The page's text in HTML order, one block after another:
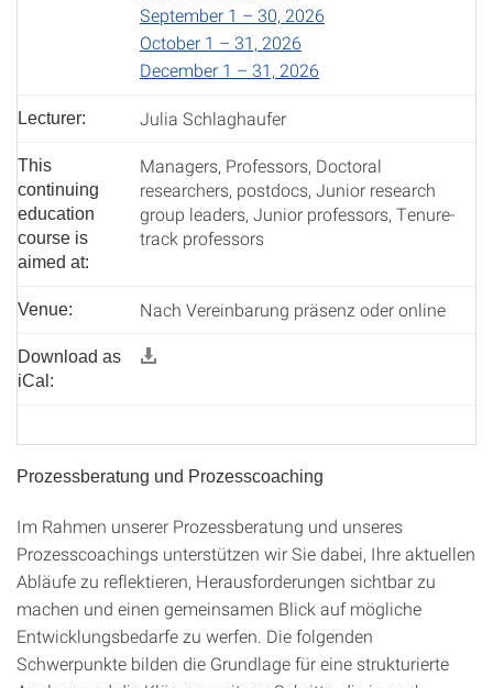
September 1 – 30, 2026
October 1 – 31, 2026
December 1 – 31, 2026
Lecturer: Julia Schlaghaufer
This
continuing
education
course is
aimed at:
Managers, Professors, Doctoral
researchers, postdocs, Junior research
group leaders, Junior professors, Tenure-
track professors
Venue: Nach Vereinbarung präsenz oder online
Download as
iCal:
Prozessberatung und Prozesscoaching
Im Rahmen unserer Prozessberatung und unseres
Prozesscoachings unterstützen wir Sie dabei, Ihre aktuellen
Abläufe zu reflektieren, Herausforderungen sichtbar zu
machen und einen gemeinsamen Blick auf mögliche
Entwicklungsbedarfe zu werfen. Die folgenden
Schwerpunkte bilden die Grundlage für eine strukturierte